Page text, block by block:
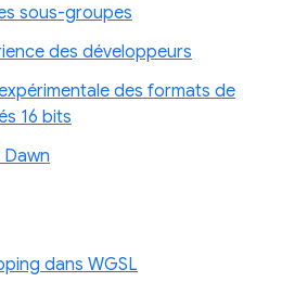
sous-groupes
des développeurs
des formats de
16 bits
dans WGSL